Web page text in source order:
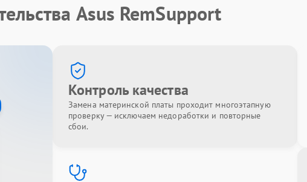
Asus RemSupport
Контроль качества
Замена материнской платы проходит многоэтапную
проверку — исключаем недоработки и повторные
сбои.